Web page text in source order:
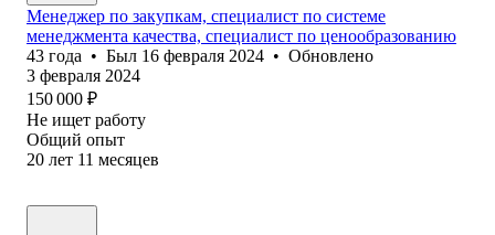
Менеджер по закупкам, специалист по системе
менеджмента качества, специалист по ценообразованию
43 года • Был 16 февраля 2024 • Обновлено
3 февраля 2024
150 000 ₽
Не ищет работу
Общий опыт
20 лет 11 месяцев